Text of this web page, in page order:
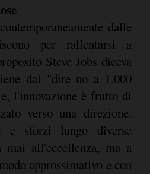
dalle
per rallentarsi a
Steve Jobs diceva
dal "dire no a 1.000
l'innovazione è frutto di
verso una direzione.
e sforzi lungo diverse
all'eccellenza, ma a
approssimativo e con